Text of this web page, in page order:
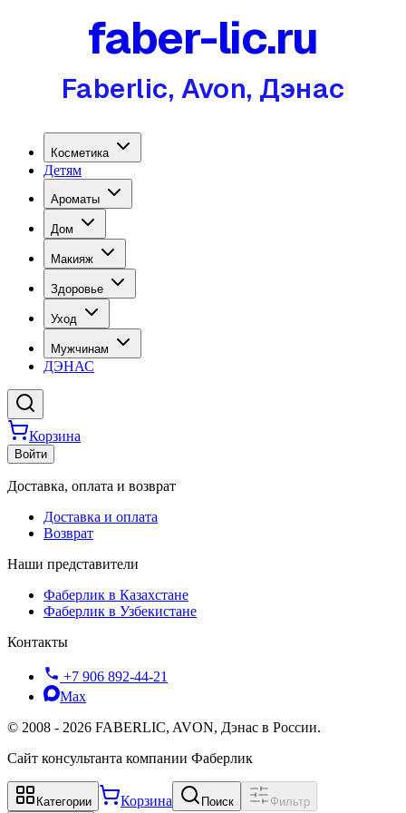
faber-lic.ru
Faberlic, Avon, Дэнас
Косметика
Детям
Ароматы
Дом
Макияж
Здоровье
Уход
Мужчинам
ДЭНАС
Корзина
Войти
Доставка, оплата и возврат
Доставка и оплата
Возврат
Наши представители
Фаберлик в Казахстане
Фаберлик в Узбекистане
Контакты
+7 906 892-44-21
Max
© 2008 - 2026 FABERLIC, AVON, Дэнас в России.
Сайт консультанта компании Фаберлик
Категории Корзина Поиск Фильтр